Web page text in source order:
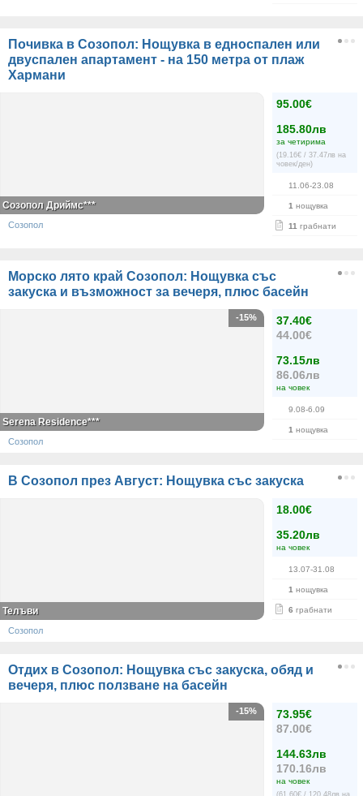
Почивка в Созопол: Нощувка в едноспален или
двуспален апартамент - на 150 метра от плаж
Хармани
95.00€
185.80лв
за четирима
(19.16€ / 37.47лв на
човек/ден)
11.06-23.08
1 нощувка
11 грабнати
Созопол Дриймс***
Созопол
Морско лято край Созопол: Нощувка със
закуска и възможност за вечеря, плюс басейн
37.40€
44.00€
73.15лв
86.06лв
на човек
9.08-6.09
1 нощувка
-15%
Serena Residence***
Созопол
В Созопол през Август: Нощувка със закуска
18.00€
35.20лв
на човек
13.07-31.08
1 нощувка
6 грабнати
Телъви
Созопол
Отдих в Созопол: Нощувка със закуска, обяд и
вечеря, плюс ползване на басейн
73.95€
87.00€
144.63лв
170.16лв
на човек
(61.60€ / 120.48лв на
-15%